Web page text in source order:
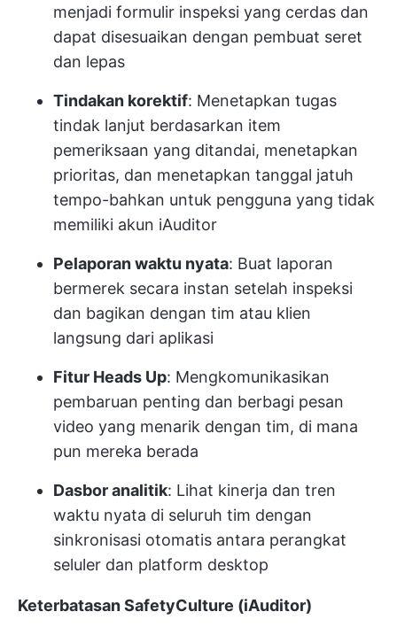
menjadi formulir inspeksi yang cerdas dan
dapat disesuaikan dengan pembuat seret
dan lepas
Tindakan korektif: Menetapkan tugas
tindak lanjut berdasarkan item
pemeriksaan yang ditandai, menetapkan
prioritas, dan menetapkan tanggal jatuh
tempo-bahkan untuk pengguna yang tidak
memiliki akun iAuditor
Pelaporan waktu nyata: Buat laporan
bermerek secara instan setelah inspeksi
dan bagikan dengan tim atau klien
langsung dari aplikasi
Fitur Heads Up: Mengkomunikasikan
pembaruan penting dan berbagi pesan
video yang menarik dengan tim, di mana
pun mereka berada
Dasbor analitik: Lihat kinerja dan tren
waktu nyata di seluruh tim dengan
sinkronisasi otomatis antara perangkat
seluler dan platform desktop
Keterbatasan SafetyCulture (iAuditor)